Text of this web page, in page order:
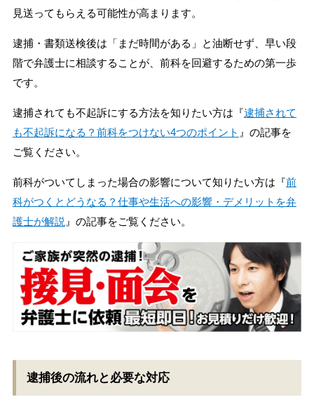
見送ってもらえる可能性が高まります。
逮捕・書類送検後は「まだ時間がある」と油断せず、早い段
階で弁護士に相談することが、前科を回避するための第一歩
です。
逮捕されても不起訴にする方法を知りたい方は『逮捕されて
も不起訴になる？前科をつけない4つのポイント 』の記事を
ご覧ください。
前科がついてしまった場合の影響について知りたい方は『前
科がつくとどうなる？仕事や生活への影響・デメリットを弁
護士が解説 』の記事をご覧ください。
逮捕後の流れと必要な対応